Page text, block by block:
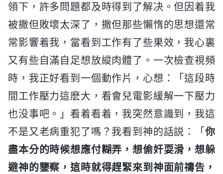
領下，許多問題都及時得到了解决。但因着我
被撒但敗壞太深了，撒但那些懶惰的思想還常
常影響着我，當看到工作有了些果效，我心裏
又有些自滿自足想放縱肉體了。一次檢查視頻
時，我正好看到一個動作片，心想：「這段時
間工作壓力這麽大，看會兒電影緩解一下壓力
也没事吧。」看着看着，我突然意識到，我這
不是又老病重犯了嗎？我看到神的話説：「 你
盡本分的時候想應付糊弄，想偷奸耍滑，想躲
避神的鑒察，這時就得趕緊來到神面前禱告，